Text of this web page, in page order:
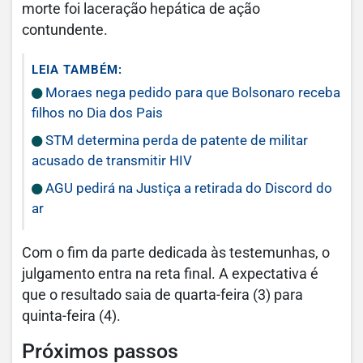
morte foi laceração hepática de ação
contundente.
LEIA TAMBÉM:
Moraes nega pedido para que Bolsonaro receba
filhos no Dia dos Pais
STM determina perda de patente de militar
acusado de transmitir HIV
AGU pedirá na Justiça a retirada do Discord do
ar
Com o fim da parte dedicada às testemunhas, o
julgamento entra na reta final. A expectativa é
que o resultado saia de quarta-feira (3) para
quinta-feira (4).
Próximos passos